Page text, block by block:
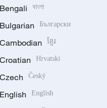
Bengali বাংলা
Bulgarian Български
Cambodian ខ្មែរ
Croatian Hrvatski
Czech Český
English English